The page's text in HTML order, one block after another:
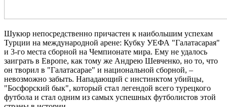
Шукюр непосредственно причастен к наибольшим успехам
Турции на международной арене: Кубку УЕФА "Галатасарая"
и 3-го места сборной на Чемпионате мира. Ему не удалось
заиграть в Европе, как тому же Андрею Шевченко, но то, что
он творил в "Галатасарае" и национальной сборной, –
невозможно забыть. Нападающий с инстинктом убийцы,
"Босфорский бык", который стал легендой всего турецкого
футбола и стал одним из самых успешных футболистов этой